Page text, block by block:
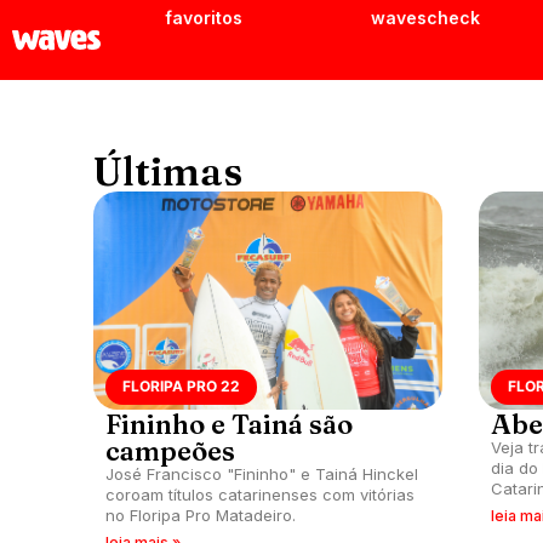
favoritos wavescheck
Últimas
FLORIPA PRO 22
Fininho e Tainá são
campeões
José Francisco "Fininho" e Tainá Hinckel
coroam títulos catarinenses com vitórias
no Floripa Pro Matadeiro.
Veja
dia do
leia